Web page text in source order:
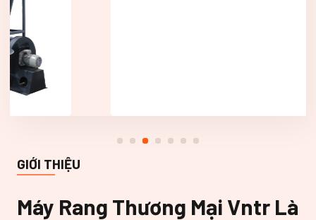
GIỚI THIỆU
Máy Rang Thương Mại Vntr Là